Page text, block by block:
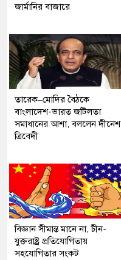
জার্মানির বাজারে
তারেক–মোদির বৈঠকে
বাংলাদেশ-ভারত জটিলতা
সমাধানের আশা, বললেন দীনেশ
ত্রিবেদী
বিজ্ঞান সীমান্ত মানে না, চীন-
যুক্তরাষ্ট্র প্রতিযোগিতায়
সহযোগিতার সংকট